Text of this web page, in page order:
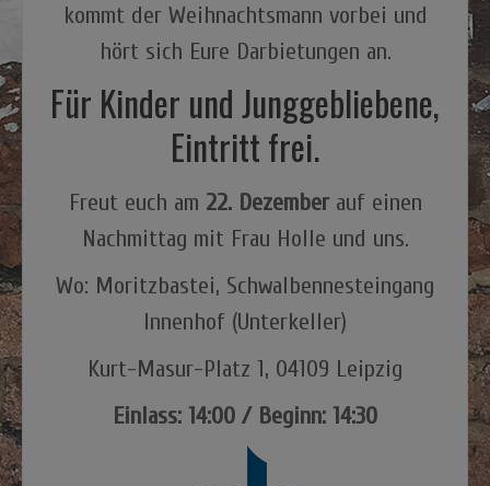
kommt der Weihnachtsmann vorbei und
hört sich Eure Darbietungen an.
Für Kinder und Junggebliebene,
Eintritt frei.
Freut euch am 22. Dezemberauf einen
Nachmittag mit Frau Holle und uns.
Wo: Moritzbastei, Schwalbennesteingang
Innenhof (Unterkeller)
Kurt-Masur-Platz 1, 04109 Leipzig
Einlass: 14:00 / Beginn: 14:30